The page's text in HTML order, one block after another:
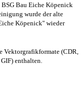
Bau Eiche Köpenick
wurde der alte
Köpenick" wieder
Vektorgrafikformate (CDR,
enthalten.